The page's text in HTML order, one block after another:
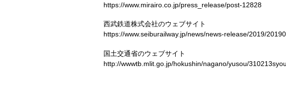
https://www.mirairo.co.jp/press_release/post-12828
西武鉄道株式会社のウェブサイト
https://www.seiburailway.jp/news/news-release/2019/
国土交通省のウェブサイト
http://wwwtb.mlit.go.jp/hokushin/nagano/yusou/